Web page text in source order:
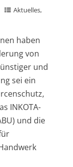
Aktuelles,
haben
von
und
sei ein
INKOTA-
und die